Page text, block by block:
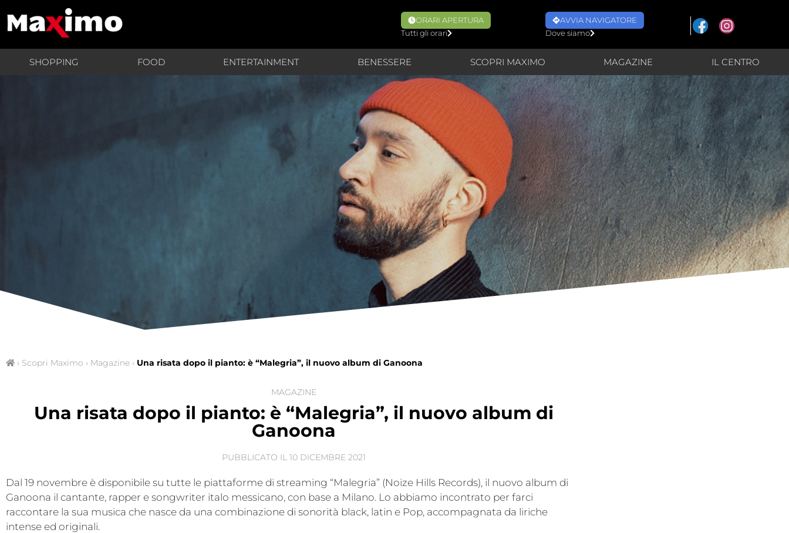
ORARI APERTURA
Tutti gli orari
AVVIA NAVIGATORE
Dove siamo
SHOPPING FOOD ENTERTAINMENT BENESSERE SCOPRI MAXIMO MAGAZINE IL CENTRO
› Scopri Maximo › Magazine › Una risata dopo il pianto: è “Malegria”, il nuovo album di Ganoona
MAGAZINE
Una risata dopo il pianto: è “Malegria”, il nuovo album di
Ganoona
PUBBLICATO IL 10 DICEMBRE 2021
Dal 19 novembre è disponibile su tutte le piattaforme di streaming “Malegria” (Noize Hills Records), il nuovo album di
Ganoona il cantante, rapper e songwriter italo messicano, con base a Milano. Lo abbiamo incontrato per farci
raccontare la sua musica che nasce da una combinazione di sonorità black, latin e Pop, accompagnata da liriche
intense ed originali.